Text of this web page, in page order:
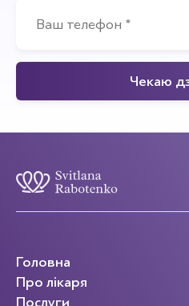
Головна
Про лікаря
Послуги